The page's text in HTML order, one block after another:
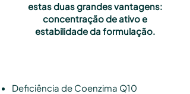
estas duas grandes vantagens:
concentração de ativo e
estabilidade da formulação.
Deficiência de Coenzima Q10